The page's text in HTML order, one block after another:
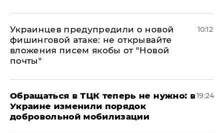
Украинцев предупредили о новой
фишинговой атаке: не открывайте
вложения писем якобы от "Новой
почты"
10:12
Обращаться в ТЦК теперь не нужно: в
Украине изменили порядок
добровольной мобилизации
19:24